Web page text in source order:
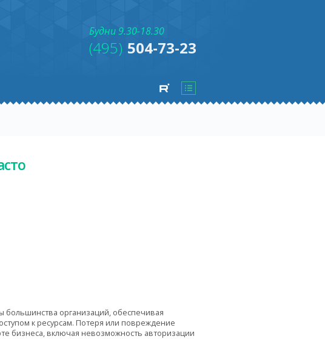
Будни 9.30-18.30
(495) 504-73-23
большинства организаций, обеспечивая
к ресурсам. Потеря или повреждение
бизнеса, включая невозможность авторизации